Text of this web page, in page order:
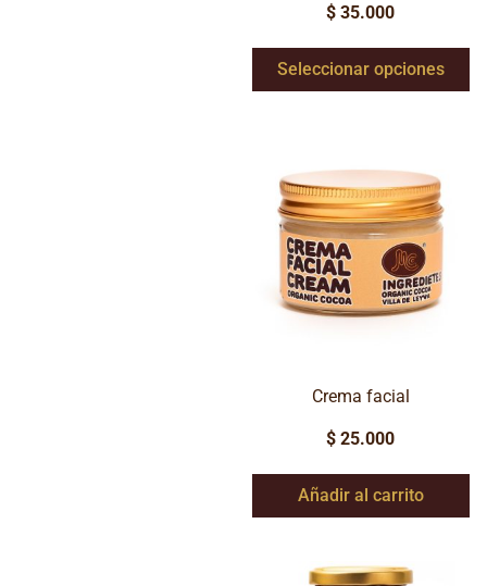
$ 35.000
Seleccionar opciones
Crema facial
$ 25.000
Añadir al carrito